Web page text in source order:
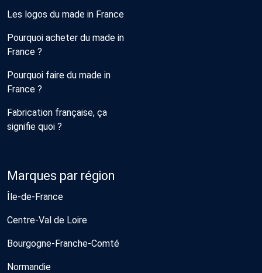
Les logos du made in France
Pourquoi acheter du made in
France ?
Pourquoi faire du made in
France ?
Fabrication française, ça
signifie quoi ?
Marques par région
Île-de-France
Centre-Val de Loire
Bourgogne-Franche-Comté
Normandie